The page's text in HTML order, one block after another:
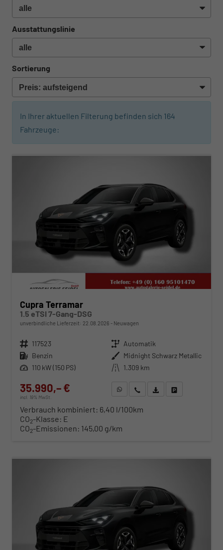
Ausstattungslinie
Sortierung
In Ihrer aktuellen Filterung befinden sich 164
Fahrzeuge:
ab 366,– € mtl.
Cupra Terramar
1.5 eTSI 7-Gang-DSG
unverbindliche Lieferzeit: 22.08.2026 Neuwagen
Fahrzeugnr. 117523 Getriebe Automatik
Kraftstoff Benzin Außenfarbe Midnight Schwarz Metallic
Leistung 110 kW (150 PS) Kilometerstand 1.309 km
35.990,– €
incl. 19% MwSt.
WhatsApp anfragen
Wir rufen Sie anFahrzeugexposé (PDF)
Verbrauch kombiniert: 6,40 l/100km
CO2-Klasse: E
CO2-Emissionen: 145,00 g/km